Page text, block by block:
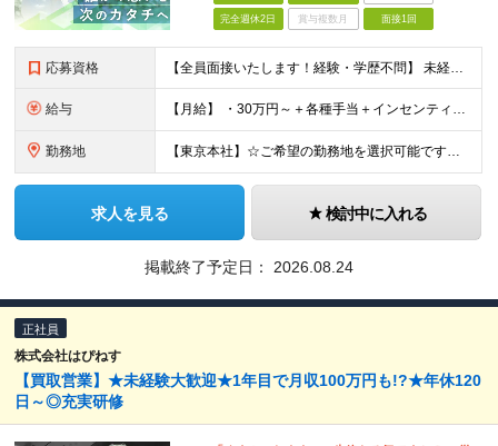
完全週休2日 賞与複数月 面接1回
応募資格 【全員面接いたします！経験・学歴不問】 未経験から稼ぎたい人＜第二新卒・社会人デビュー歓迎＞ ☆職種・業種未経験歓迎！未経験から稼げる環境です。 ◇人柄・意欲重視の選考！◇ 面接はお互いのことを知
給与 【月給】 ・30万円～＋各種手当＋インセンティブ ・試用期間(6ヶ月) ※固定残業代は、時間外労働の有無に関わらず月34時間分を月5.6万円支給 ※上記を超える時間外労働分は追加で支給 ※試用期間中の
勤務地 【東京本社】☆ご希望の勤務地を選択可能です！U・Iターン歓迎 〒171-0021 東京都豊島区西池袋２丁目３９－８ ■新宿営業所 「新宿御苑前駅」より徒歩5分、「新宿三丁目駅」より徒歩8分 東京都新
求人を見る 検討中に入れる
掲載終了予定日： 2026.08.24
正社員
株式会社はぴねす
【買取営業】★未経験大歓迎★1年目で月収100万円も!?★年休120
日～◎充実研修